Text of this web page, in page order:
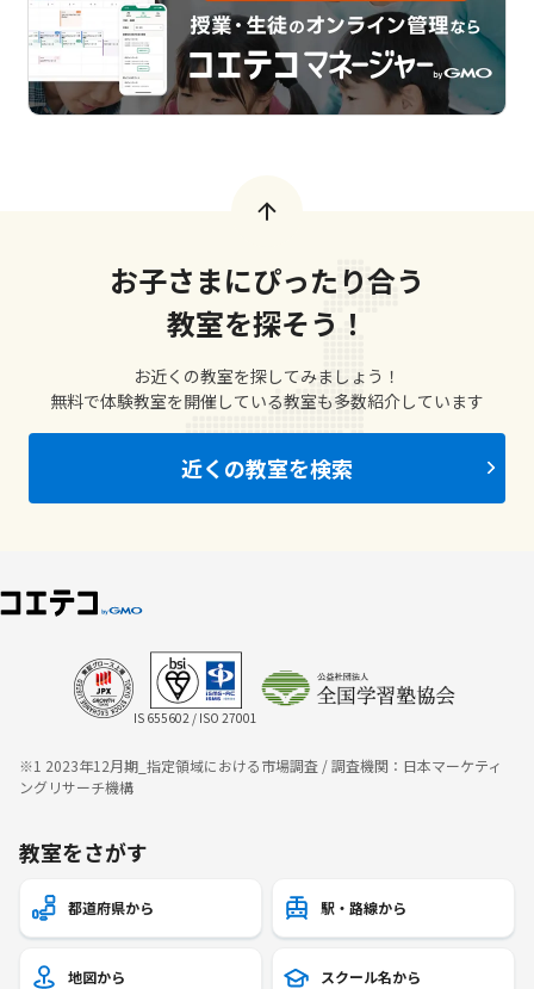
お子さまにぴったり合う
教室を探そう！
お近くの教室を探してみましょう！
無料で体験教室を開催している教室も多数紹介しています
近くの教室を検索
IS 655602 / ISO 27001
※1 2023年12月期_指定領域における市場調査 / 調査機関：日本マーケティ
ングリサーチ機構
教室をさがす
都道府県から 駅・路線から
地図から スクール名から